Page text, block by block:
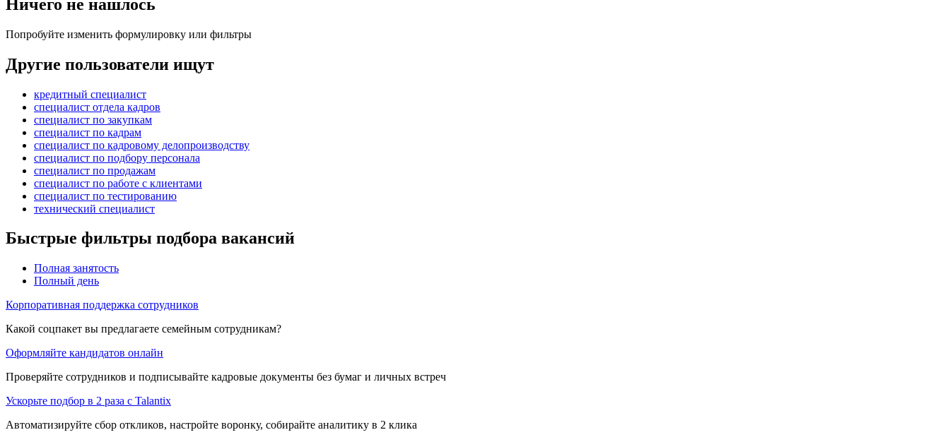
Ничего не нашлось
Попробуйте изменить формулировку или фильтры
Другие пользователи ищут
кредитный специалист
специалист отдела кадров
специалист по закупкам
специалист по кадрам
специалист по кадровому делопроизводству
специалист по подбору персонала
специалист по продажам
специалист по работе с клиентами
специалист по тестированию
технический специалист
Быстрые фильтры подбора вакансий
Полная занятость
Полный день
Корпоративная поддержка сотрудников
Какой соцпакет вы предлагаете семейным сотрудникам?
Оформляйте кандидатов онлайн
Проверяйте сотрудников и подписывайте кадровые документы без бумаг и личных встреч
Ускорьте подбор в 2 раза с Talantix
Автоматизируйте сбор откликов, настройте воронку, собирайте аналитику в 2 клика